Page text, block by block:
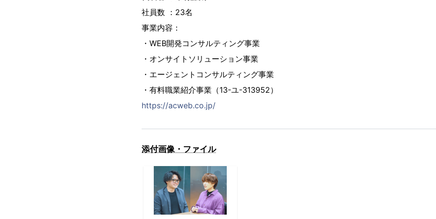
社員数 ：23名
事業内容：
・WEB開発コンサルティング事業
・オンサイトソリューション事業
・エージェントコンサルティング事業
・有料職業紹介事業（13-ユ-313952）
https://acweb.co.jp/
添付画像・ファイル